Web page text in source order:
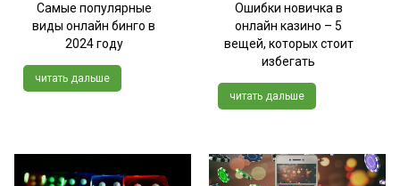
Самые популярные
виды онлайн бинго в
2024 году
читать дальше
Ошибки новичка в
онлайн казино – 5
вещей, которых стоит
избегать
читать дальше